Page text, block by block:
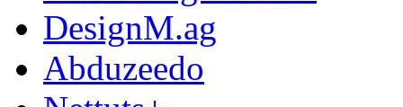
DesignM.ag
Abduzeedo